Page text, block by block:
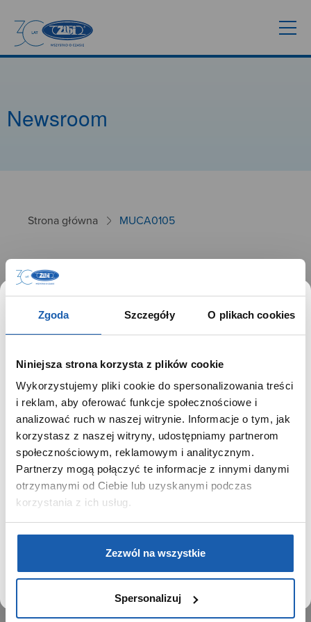
Zgoda Szczegóły O plikach cookies
Niniejsza strona korzysta z plików cookie
Wykorzystujemy pliki cookie do spersonalizowania treści
i reklam, aby oferować funkcje społecznościowe i
analizować ruch w naszej witrynie. Informacje o tym, jak
korzystasz z naszej witryny, udostępniamy partnerom
społecznościowym, reklamowym i analitycznym.
Partnerzy mogą połączyć te informacje z innymi danymi
otrzymanymi od Ciebie lub uzyskanymi podczas
korzystania z ich usług.
Zezwól na wszystkie
Spersonalizuj
Newsroom
Strona główna MUCA0105
MUCA0105
26.01.2025
GRUPA ZIBI
Historia
Misja, wizja i wartości Grupy Zibi
Ważne daty
Kariera
Zgoda na ciasteczka
PRODUKTY
Kalkulatory
SIECI SPRZEDAŻY
SZANOWNY UŻYTKOWNIKU,
SZANOWNA UŻYTKOWNICZKO
Używamy plików cookie w celach analitycznych,
statystycznych i marketingowych, w tym aby analizować
ruch w tej witrynie, optymalizować jej działanie oraz
zapamiętywać Twoje preferencje.